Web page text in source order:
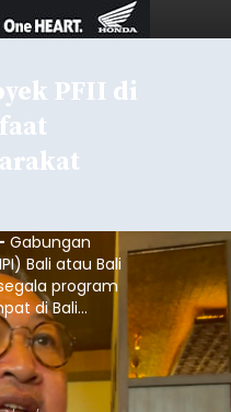
PFII di
Gabungan
Bali atau Bali
program
di Bali
lokal.
Pusat
PFII) harus
sampai kita